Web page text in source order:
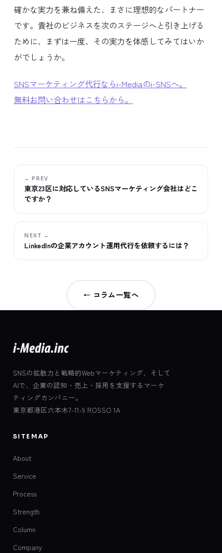
確かな実力を兼ね備えた、まさに理想的なパートナー
です。貴社のビジネスを次のステージへと引き上げる
ために、まずは一度、その実力を体感してみてはいか
がでしょうか。
SNSマーケティング代行ならi-Mediaのi-SNSへ。
無料お問い合わせはこちらから。
← PREV
東京23区に対応しているSNSマーケティング会社はどこ
ですか？
NEXT →
LinkedInの企業アカウント運用代行を依頼するには？
← コラム一覧へ
SNSの拡散力と戦略的Webマーケティング、そして
AIで、企業の認知・売上・採用を支援するマーケ
ティングカンパニー。
東京都港区六本木7-11-9 ROSSO 1A
SITEMAP
About
Service
Process
Strength
Column
Company